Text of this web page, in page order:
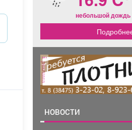
небольшой дождь
реклама
НОВОСТИ